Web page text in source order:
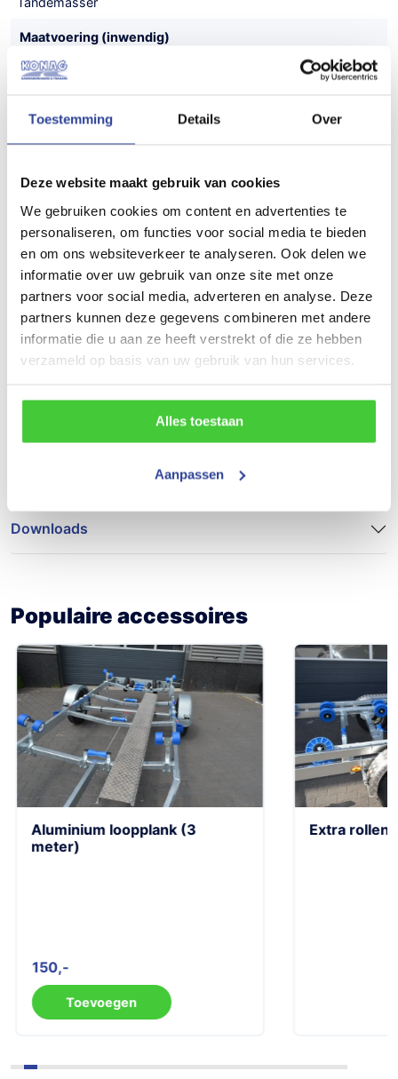
Toestemming Details Over
Deze website maakt gebruik van cookies
We gebruiken cookies om content en advertenties te
personaliseren, om functies voor social media te bieden
en om ons websiteverkeer te analyseren. Ook delen we
informatie over uw gebruik van onze site met onze
partners voor social media, adverteren en analyse. Deze
partners kunnen deze gegevens combineren met andere
informatie die u aan ze heeft verstrekt of die ze hebben
verzameld op basis van uw gebruik van hun services.
Alles toestaan
Aanpassen
Maatvoering (inwendig)
851x194 cm (LxBxH)
1000x255 cm (LxBxH)
Draagvermogen (bruto)
3500 kg
Draagvermogen (netto)
2800 kg
Aantal assen
Downloads
Populaire accessoires
Aluminium loopplank (3
meter)
150
Toevoegen
Extra